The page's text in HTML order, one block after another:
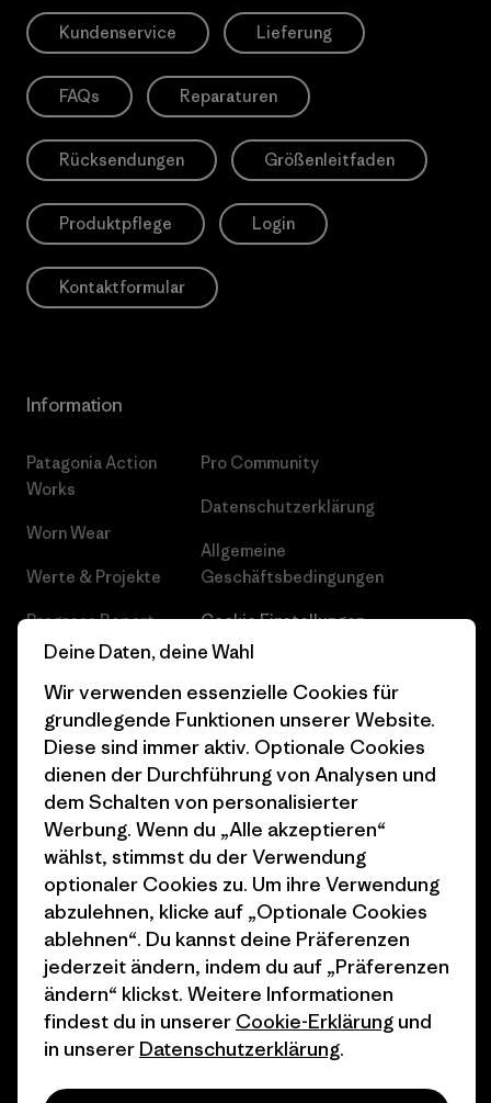
Kundenservice Lieferung
FAQs Reparaturen
Rücksendungen Größenleitfaden
Produktpflege Login
Kontaktformular
Information
Patagonia Action
Works
Worn Wear
Werte & Projekte
Progress Report
Business Unusual
Klimaziele
1% For The Planet
Wie wir finanzieren
Geschenkgutscheine
Stores in deiner
Nähe
Pro Community
Datenschutzerklärung
Allgemeine
Geschäftsbedingungen
Cookie Einstellungen
Karriere
Pressekontakt
Industry program
Affiliate-Programm
Patagonia Deutschland
Seitenverzeichnis
© 2026 Patagonia, Inc. All Rights Reserved.
Deine Daten, deine Wahl
Wir verwenden essenzielle Cookies für
grundlegende Funktionen unserer Website.
Diese sind immer aktiv. Optionale Cookies
dienen der Durchführung von Analysen und
dem Schalten von personalisierter
Werbung. Wenn du „Alle akzeptieren“
wählst, stimmst du der Verwendung
optionaler Cookies zu. Um ihre Verwendung
abzulehnen, klicke auf „Optionale Cookies
ablehnen“. Du kannst deine Präferenzen
jederzeit ändern, indem du auf „Präferenzen
ändern“ klickst. Weitere Informationen
findest du in unserer Cookie-Erklärung und
in unserer Datenschutzerklärung.